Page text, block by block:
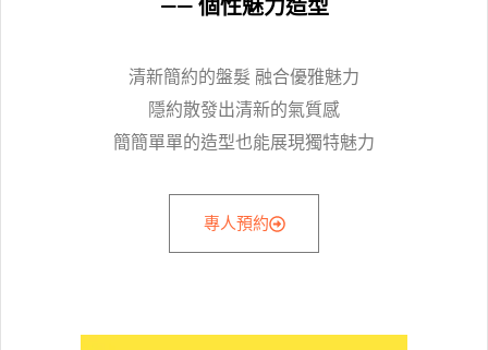
—— 個性魅力造型
清新簡約的盤髮 融合優雅魅力
隱約散發出清新的氣質感
簡簡單單的造型也能展現獨特魅力
專人預約